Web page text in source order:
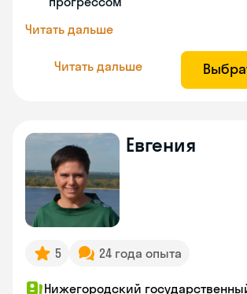
Читать дальше
Читать дальше
Евгения
5 24 года опыта
Нижегородский